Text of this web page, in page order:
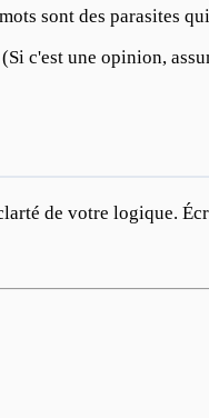
sont des parasites
c'est une opinion,
de votre logique.